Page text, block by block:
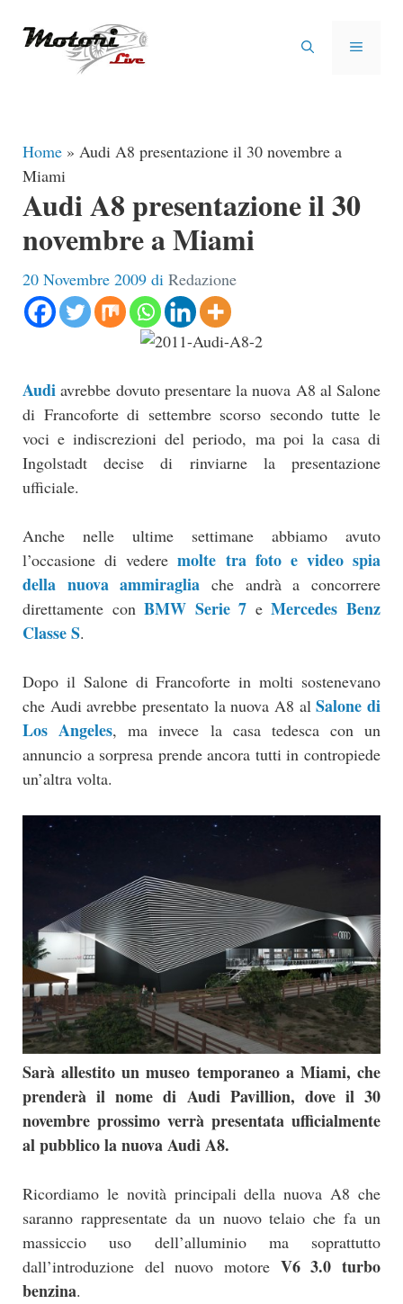
MENU
Home » Audi A8 presentazione il 30 novembre a
Miami
Audi A8 presentazione il 30
novembre a Miami
20 Novembre 2009 di Redazione
Audi avrebbe dovuto presentare la nuova A8 al Salone
di Francoforte di settembre scorso secondo tutte le
voci e indiscrezioni del periodo, ma poi la casa di
Ingolstadt decise di rinviarne la presentazione
ufficiale.
Anche nelle ultime settimane abbiamo avuto
l’occasione di vederemolte tra foto e video spia
della nuova ammiraglia che andrà a concorrere
direttamente conBMW Serie 7 eMercedes Benz
Classe S.
Dopo il Salone di Francoforte in molti sostenevano
che Audi avrebbe presentato la nuova A8 alSalone di
Los Angeles, ma invece la casa tedesca con un
annuncio a sorpresa prende ancora tutti in contropiede
un’altra volta.
Sarà allestito un museo temporaneo a Miami, che
prenderà il nome di Audi Pavillion, dove il 30
novembre prossimo verrà presentata ufficialmente
al pubblico la nuova Audi A8.
Ricordiamo le novità principali della nuova A8 che
saranno rappresentate da un nuovo telaio che fa un
massiccio uso dell’alluminio ma soprattutto
dall’introduzione del nuovo motore V6 3.0 turbo
benzina.